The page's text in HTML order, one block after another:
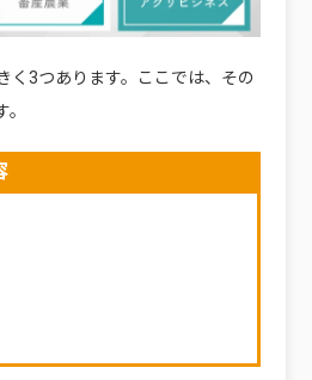
く3つあります。ここでは、その